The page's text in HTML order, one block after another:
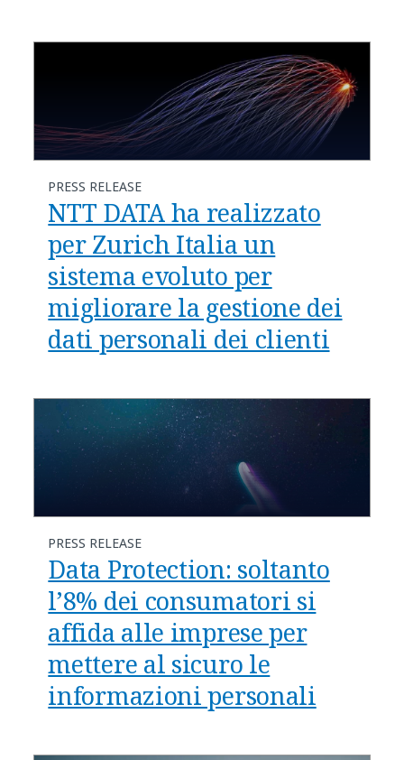
PRESS RELEASE
NTT DATA ha realizzato
per Zurich Italia un
sistema evoluto per
migliorare la gestione dei
dati personali dei clienti
PRESS RELEASE
Data Protection: soltanto
l’8% dei consumatori si
affida alle imprese per
mettere al sicuro le
informazioni personali